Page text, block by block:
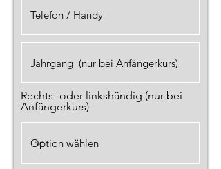
Rechts- oder linkshändig (nur bei
Anfängerkurs)